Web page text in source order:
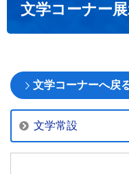
文学コーナー
文学コーナーへ戻
文学常設